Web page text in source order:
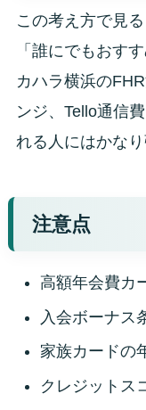
この考え方で見
「誰にでもおす
カハラ横浜の
ンジ、Tello通信
れる人にはかな
注意点
高額年会費カ
入会ボーナス
家族カードの
クレジットス